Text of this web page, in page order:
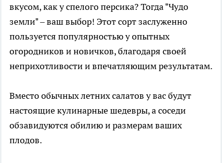
вкусом, как у спелого персика? Тогда "Чудо
земли" – ваш выбор! Этот сорт заслуженно
пользуется популярностью у опытных
огородников и новичков, благодаря своей
неприхотливости и впечатляющим результатам.
Вместо обычных летних салатов у вас будут
настоящие кулинарные шедевры, а соседи
обзавидуются обилию и размерам ваших
плодов.